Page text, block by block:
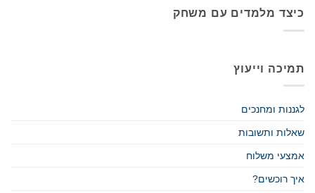
כיצד מלמדים עם משחק
תמיכה וייעוץ
לגננות ומחנכים
שאלות ותשובות
אמצעי משלוח
איך רוכשים?